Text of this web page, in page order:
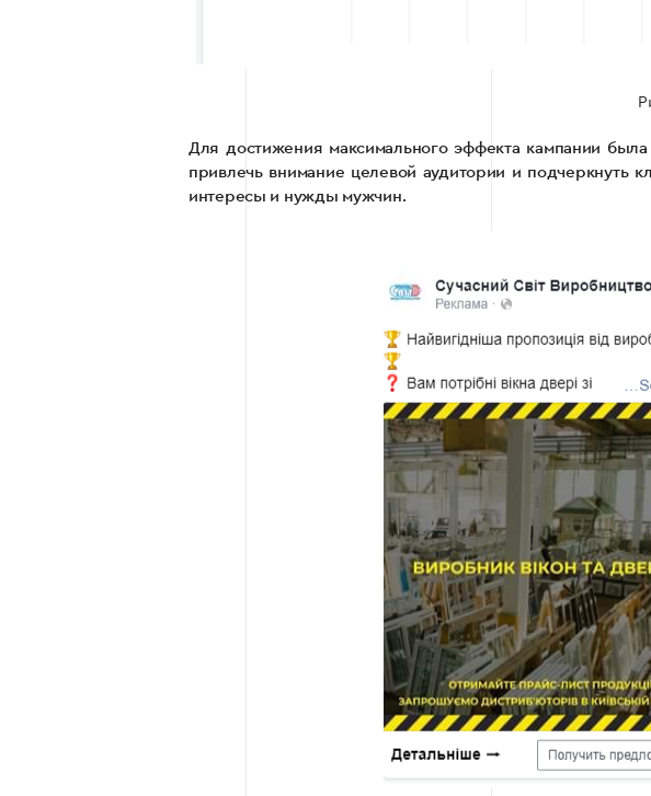
Для достижения максимального эффекта кампании
привлечь внимание целевой аудитории и подчеркнуть
интересы и нужды мужчин.